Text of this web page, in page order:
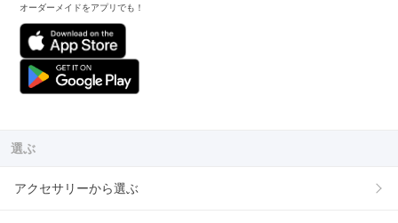
オーダーメイドをアプリでも！
選ぶ
アクセサリーから選ぶ